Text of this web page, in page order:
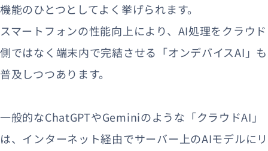
機能のひとつとしてよく挙げられます。
スマートフォンの性能向上により、AI処理をクラウド
側ではなく端末内で完結させる「オンデバイスAI」も
普及しつつあります。
一般的なChatGPTやGeminiのような「クラウドAI」
は、インターネット経由でサーバー上のAIモデルにリ